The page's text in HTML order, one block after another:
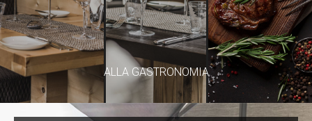
ALLA GASTRONOMIA